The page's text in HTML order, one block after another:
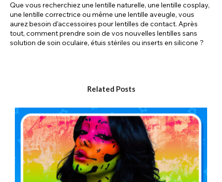
Que vous recherchiez une lentille naturelle, une lentille cosplay,
une lentille correctrice ou même une lentille aveugle, vous
aurez besoin d'accessoires pour lentilles de contact. Après
tout, comment prendre soin de vos nouvelles lentilles sans
solution de soin oculaire, étuis stériles ou inserts en silicone ?
quotidienne élégante qui transcende les lentilles de contact.
Découvrez une variété d'adorables éponges à maquillage !
Envie d'un petit plus pour compléter votre maquillage ? Ou
peut-être ne savez-vous pas par où commencer ? Pas de
panique !
Découvrez nos éponges à maquillage, désormais disponibles
dans une grande variété de styles. Pour créer un maquillage
Related Posts